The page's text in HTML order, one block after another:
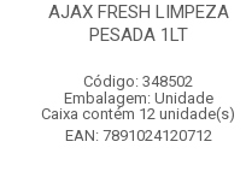
AJAX FRESH LIMPEZA
PESADA 1LT
Código: 348502
Embalagem: Unidade
Caixa contém 12 unidade(s)
EAN: 7891024120712